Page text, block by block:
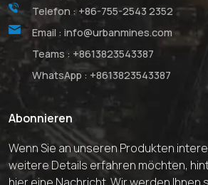
Telefon : +86-755-2543 2352
Email : info@urbanmines.com
Teams : +8613823543387
WhatsApp : +8613823543387
Abonnieren
Wenn Sie an unseren Produkten
weitere Details erfahren möchten,
hier eine Nachricht. Wir werden Ihnen